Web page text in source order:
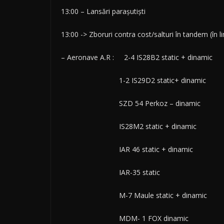
13:00 – Lansări parașutiști
13:00 -> Zboruri contra cost/salturi în tandem (în
– Aeronave A.R : 2-4 IS28B2 static + dinamic
1-2 IS29D2 static+ dinamic
SZD 54 Perkoz – dinamic
IS28M2 static + dinamic
IAR 46 static + dinamic
IAR-35 static
M-7 Maule static + dinamic
MDM- 1 FOX dinamic